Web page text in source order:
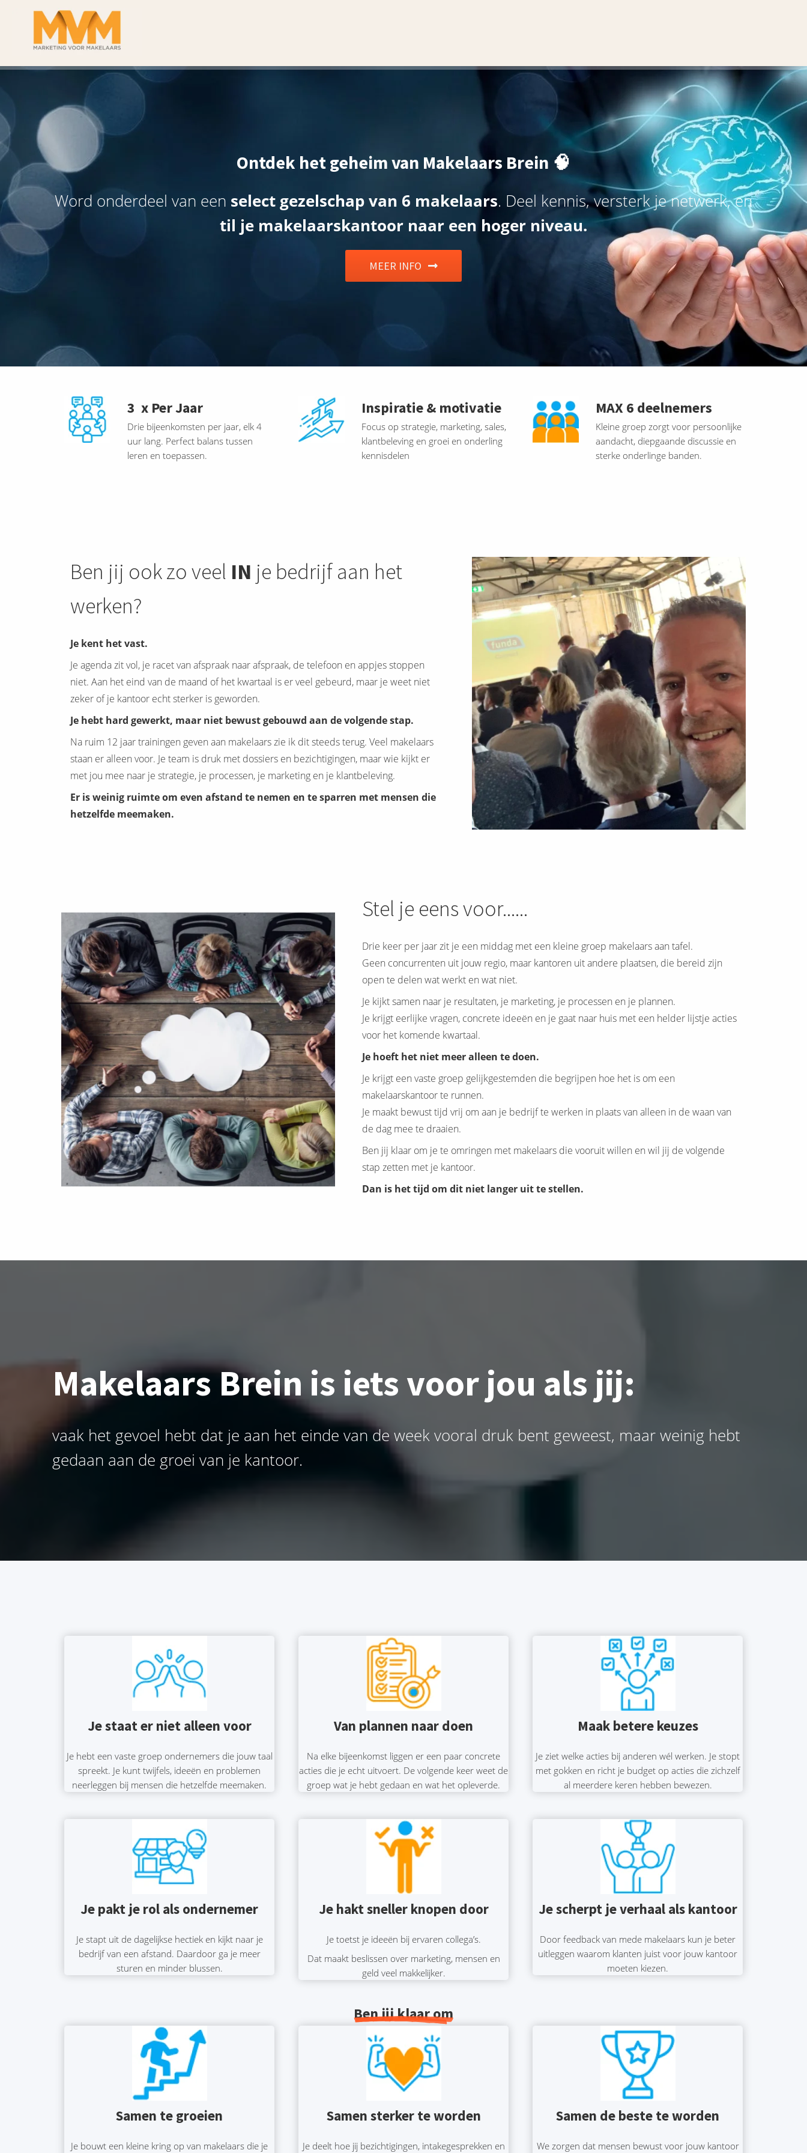
Ontdek het geheim van Makelaars Brein 🧠
Word onderdeel van een select gezelschapvan 6 makelaars. Deel kennis, versterk je netwerk, en
til je makelaarskantoor naar een hoger niveau.
MEER INFO
3 x Per Jaar
Drie bijeenkomsten per jaar, elk 4
uur lang. Perfect balans tussen
leren en toepassen.
Inspiratie & motivatie
Focus op strategie, marketing, sales,
klantbeleving en groei en onderling
kennisdelen
MAX 6 deelnemers
Kleine groep zorgt voor persoonlijke
aandacht, diepgaande discussie en
sterke onderlinge banden.
Ben jij ook zo veel IN je bedrijf aan het
werken?
Je kent het vast.
Je agenda zit vol, je racet van afspraak naar afspraak, de telefoon en appjes stoppen
niet. Aan het eind van de maand of het kwartaal is er veel gebeurd, maar je weet niet
zeker of je kantoor echt sterker is geworden.
Je hebt hard gewerkt, maar niet bewust gebouwd aan de volgende stap.
Na ruim 12 jaar trainingen geven aan makelaars zie ik dit steeds terug. Veel makelaars
staan er alleen voor. Je team is druk met dossiers en bezichtigingen, maar wie kijkt er
met jou mee naar je strategie, je processen, je marketing en je klantbeleving.
Er is weinig ruimte om even afstand te nemen en te sparren met mensen die
hetzelfde meemaken.
Stel je eens voor......
Drie keer per jaar zit je een middag met een kleine groep makelaars aan tafel.
Geen concurrenten uit jouw regio, maar kantoren uit andere plaatsen, die bereid zijn
open te delen wat werkt en wat niet.
Je kijkt samen naar je resultaten, je marketing, je processen en je plannen.
Je krijgt eerlijke vragen, concrete ideeën en je gaat naar huis met een helder lijstje acties
voor het komende kwartaal.
Je hoeft het niet meer alleen te doen.
Je krijgt een vaste groep gelijkgestemden die begrijpen hoe het is om een
makelaarskantoor te runnen.
Je maakt bewust tijd vrij om aan je bedrijf te werken in plaats van alleen in de waan van
de dag mee te draaien.
Ben jij klaar om je te omringen met makelaars die vooruit willen en wil jij de volgende
stap zetten met je kantoor.
Dan is het tijd om dit niet langer uit te stellen.
Makelaars Brein is iets voor jou als jij:
vaak het gevoel hebt dat je aan het einde van de week vooral druk bent geweest, maar weinig hebt
gedaan aan de groei van je kantoor.
Je staat er niet alleen voor
Je hebt een vaste groep ondernemers die jouw taal
spreekt. Je kunt twijfels, ideeën en problemen
neerleggen bij mensen die hetzelfde meemaken.
Van plannen naar doen
Na elke bijeenkomst liggen er een paar concrete
acties die je echt uitvoert. De volgende keer weet de
groep wat je hebt gedaan en wat het opleverde.
Maak betere keuzes
Je ziet welke acties bij anderen wél werken. Je stopt
met gokken en richt je budget op acties die zichzelf
al meerdere keren hebben bewezen.
Je pakt je rol als ondernemer
Je stapt uit de dagelijkse hectiek en kijkt naar je
bedrijf van een afstand. Daardoor ga je meer
sturen en minder blussen.
Je hakt sneller knopen door
Je toetst je ideeën bij ervaren collega’s.
Dat maakt beslissen over marketing, mensen en
geld veel makkelijker.
Je scherpt je verhaal als kantoor
Door feedback van mede makelaars kun je beter
uitleggen waarom klanten juist voor jouw kantoor
moeten kiezen.
Ben jij klaar om
Samen te groeien
Je bouwt een kleine kring op van makelaars die je
Samen sterker te worden
Je deelt hoe jij bezichtigingen, intakegesprekken en
Samen de beste te worden
We zorgen dat mensen bewust voor jouw kantoor